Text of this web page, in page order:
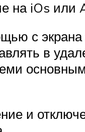
на iOs или
с
в
и